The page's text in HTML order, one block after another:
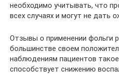
необходимо учитывать, что
всех случаях и могут не дать
Отзывы о применении фольги
большинстве своем
наблюдениям пациентов
способствует снижению